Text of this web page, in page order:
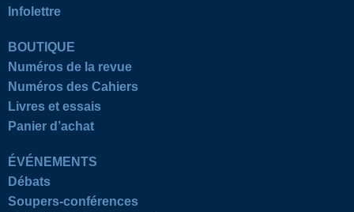
Infolettre
BOUTIQUE
Numéros de la revue
Numéros des Cahiers
Livres et essais
Panier d’achat
ÉVÉNEMENTS
Débats
Soupers-conférences